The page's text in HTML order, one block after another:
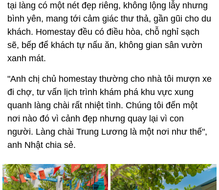
tại làng có một nét đẹp riêng, không lộng lẫy nhưng
bình yên, mang tới cảm giác thư thả, gần gũi cho du
khách. Homestay đều có điều hòa, chỗ nghỉ sạch
sẽ, bếp để khách tự nấu ăn, không gian sân vườn
xanh mát.
"Anh chị chủ homestay thường cho nhà tôi mượn xe
đi chợ, tư vấn lịch trình khám phá khu vực xung
quanh làng chài rất nhiệt tình. Chúng tôi đến một
nơi nào đó vì cảnh đẹp nhưng quay lại vì con
người. Làng chài Trung Lương là một nơi như thế",
anh Nhật chia sẻ.